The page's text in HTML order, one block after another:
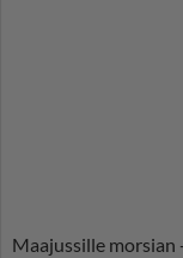
Maajussille morsian